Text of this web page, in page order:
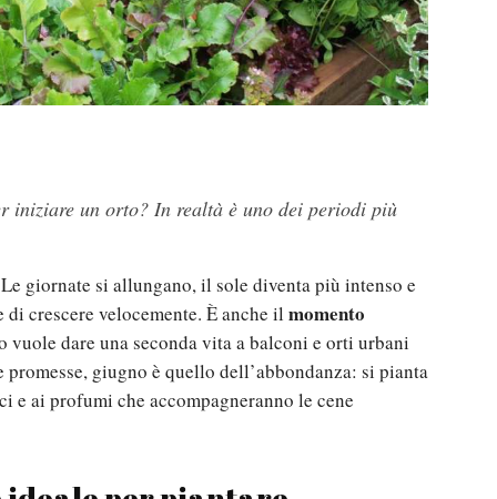
iniziare un orto? In realtà è uno dei periodi più
giornate si allungano, il sole diventa più intenso e
crescere velocemente. È anche il momento
vuole dare una seconda vita a balconi e orti urbani
giugno è quello dell’abbondanza: si pianta
e ai profumi che accompagneranno le cene